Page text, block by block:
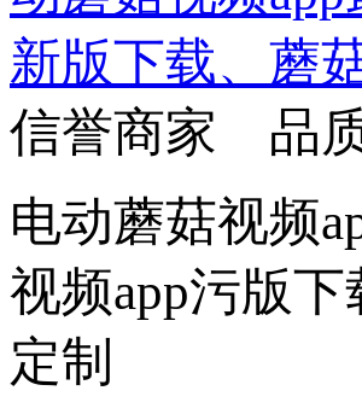
信誉商家 品
电动蘑菇视频
视频app污版
定制